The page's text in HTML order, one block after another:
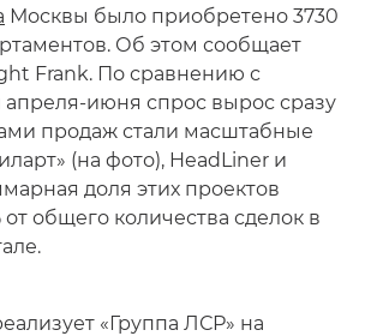
Москвы было приобретено 3730
Об этом сообщает
Frank. По сравнению с
апреля-июня спрос вырос сразу
продаж стали масштабные
(на фото), HeadLiner и
доля этих проектов
от общего количества сделок в
«Группа ЛСР» на